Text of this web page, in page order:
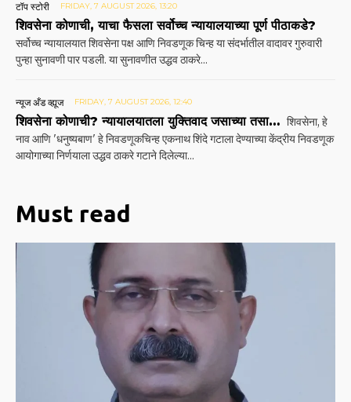
टॉप स्टोरी FRIDAY, 7 AUGUST 2026, 13:20
शिवसेना कोणाची, याचा फैसला सर्वोच्च न्यायालयाच्या पूर्ण पीठाकडे?
सर्वोच्च न्यायालयात शिवसेना पक्ष आणि निवडणूक चिन्ह या संदर्भातील वादावर गुरुवारी
पुन्हा सुनावणी पार पडली. या सुनावणीत उद्धव ठाकरे...
न्यूज अँड व्ह्यूज FRIDAY, 7 AUGUST 2026, 12:40
शिवसेना कोणाची? न्यायालयातला युक्तिवाद जसाच्या तसा… शिवसेना, हे
नाव आणि 'धनुष्यबाण' हे निवडणूकचिन्ह एकनाथ शिंदे गटाला देण्याच्या केंद्रीय निवडणूक
आयोगाच्या निर्णयाला उद्धव ठाकरे गटाने दिलेल्या...
Must read